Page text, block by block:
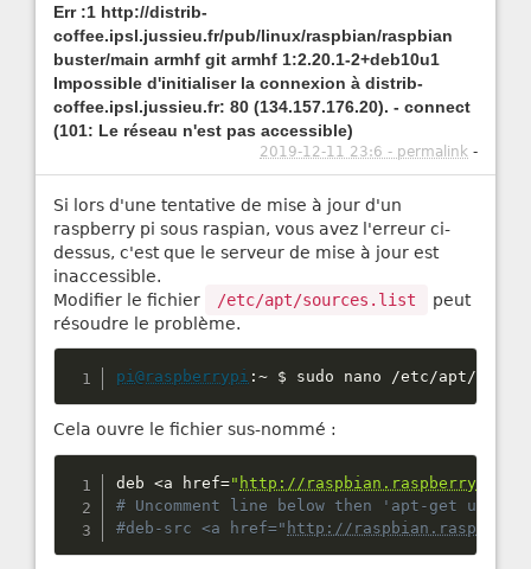
Err :1 http://distrib-
coffee.ipsl.jussieu.fr/pub/linux/raspbian/raspbian
buster/main armhf git armhf 1:2.20.1-2+deb10u1
Impossible d'initialiser la connexion à distrib-
coffee.ipsl.jussieu.fr: 80 (134.157.176.20). - connect
(101: Le réseau n'est pas accessible)
2019-12-11 23:6 - permalink -
Si lors d'une tentative de mise à jour d'un
raspberry pi sous raspian, vous avez l'erreur ci-
dessus, c'est que le serveur de mise à jour est
inaccessible.
Modifier le fichier
/etc/apt/sources.list
peut
résoudre le problème.
pi@raspberrypi :~ $ sudo nano /etc/apt/
Cela ouvre le fichier sus-nommé :
deb <a href=" http://
#deb-src <a href=" http://